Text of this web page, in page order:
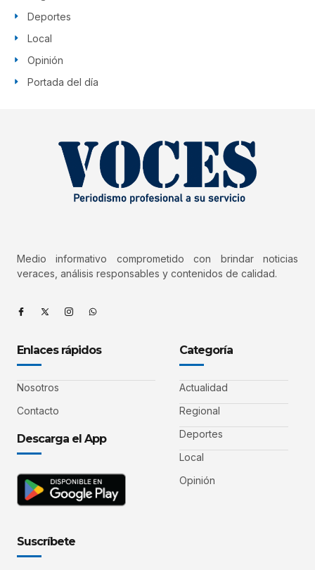
Deportes
Local
Opinión
Portada del día
Medio informativo comprometido con brindar noticias
veraces, análisis responsables y contenidos de calidad.
Enlaces rápidos
Nosotros
Contacto
Descarga el App
Categoría
Actualidad
Regional
Deportes
Local
Opinión
Suscríbete